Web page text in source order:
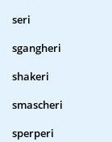
seri
sgangheri
shakeri
smascheri
sperperi